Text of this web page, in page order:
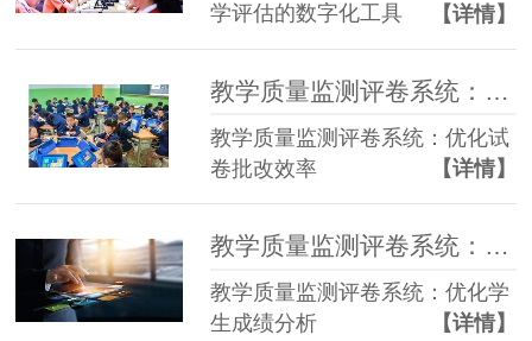
学评估的数字化工具
【详情】
教学质量监测评卷系统：优化试卷批改效率
教学质量监测评卷系统：优化试
卷批改效率
【详情】
教学质量监测评卷系统：优化学生成绩分析
教学质量监测评卷系统：优化学
生成绩分析
【详情】